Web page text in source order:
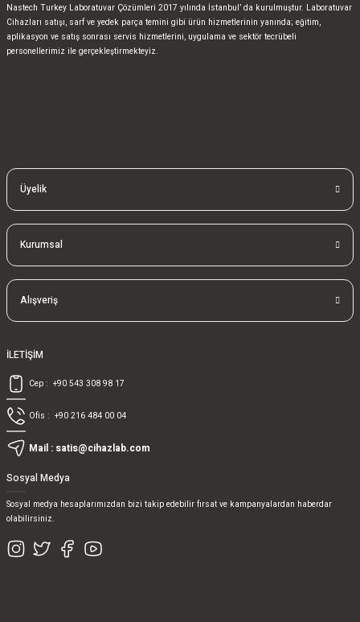
Nastech Turkey Laboratuvar Çözümleri 2017 yılında İstanbul’ da kurulmuştur. Laboratuvar
Cihazları satışı, sarf ve yedek parça temini gibi ürün hizmetlerinin yanında; eğitim,
aplikasyon ve satış sonrası servis hizmetlerini, uygulama ve sektör tecrübeli
personellerimiz ile gerçekleştirmekteyiz.
Üyelik
Kurumsal
Alışveriş
İLETİŞİM
Cep : +90 543 308 98 17
Ofis : +90 216 484 00 04
Mail : satis@cihazlab.com
Sosyal Medya
Sosyal medya hesaplarımızdan bizi takip edebilir fırsat ve kampanyalardan haberdar
olabilirsiniz.